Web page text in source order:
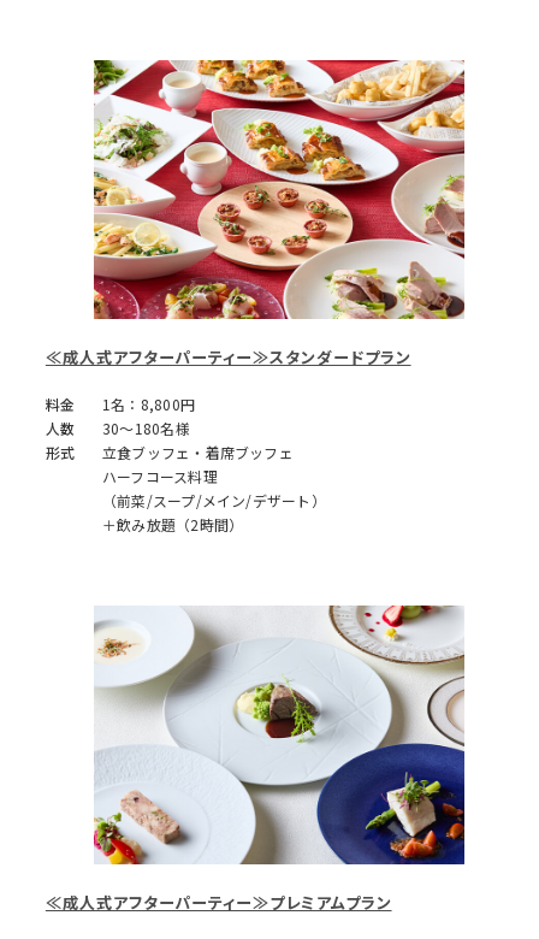
≪成人式アフターパーティー≫スタンダードプラン
料金
1名：8,800円
人数
30～180名様
形式
立食ブッフェ・着席ブッフェ
ハーフコース料理
（前菜/スープ/メイン/デザート）
＋飲み放題（2時間）
≪成人式アフターパーティー≫プレミアムプラン